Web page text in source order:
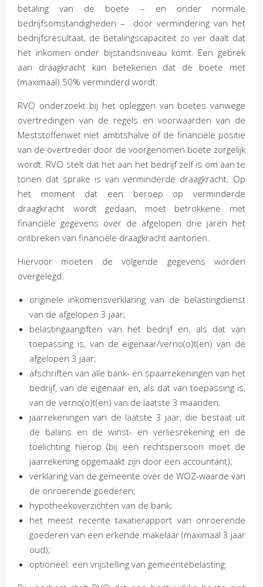
betaling van de boete – en onder normale
bedrijfsomstandigheden – door vermindering van het
bedrijfsresultaat, de betalingscapaciteit zo ver daalt dat
het inkomen onder bijstandsniveau komt. Een gebrek
aan draagkracht kan betekenen dat de boete met
(maximaal) 50% verminderd wordt.
RVO onderzoekt bij het opleggen van boetes vanwege
overtredingen van de regels en voorwaarden van de
Meststoffenwet niet ambtshalve of de financiële positie
van de overtreder door de voorgenomen boete zorgelijk
wordt. RVO stelt dat het aan het bedrijf zelf is om aan te
tonen dat sprake is van verminderde draagkracht. Op
het moment dat een beroep op verminderde
draagkracht wordt gedaan, moet betrokkene met
financiële gegevens over de afgelopen drie jaren het
ontbreken van financiële draagkracht aantonen.
Hiervoor moeten de volgende gegevens worden
overgelegd:
originele inkomensverklaring van de belastingdienst
van de afgelopen 3 jaar;
belastingaangiften van het bedrijf en, als dat van
toepassing is, van de eigenaar/verno(o)t(en) van de
afgelopen 3 jaar;
afschriften van alle bank- en spaarrekeningen van het
bedrijf, van de eigenaar en, als dat van toepassing is,
van de verno(o)t(en) van de laatste 3 maanden;
jaarrekeningen van de laatste 3 jaar, die bestaat uit
de balans en de winst- en verliesrekening en de
toelichting hierop (bij een rechtspersoon moet de
jaarrekening opgemaakt zijn door een accountant);
verklaring van de gemeente over de WOZ-waarde van
de onroerende goederen;
hypotheekoverzichten van de bank;
het meest recente taxatierapport van onroerende
goederen van een erkende makelaar (maximaal 3 jaar
oud);
optioneel: een vrijstelling van gemeentebelasting.